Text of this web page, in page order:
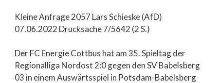
Kleine Anfrage 2057 Lars Schieske (AfD)
07.06.2022 Drucksache 7/5642 (2 S.)
Der FC Energie Cottbus hat am 35. Spieltag der
Regionalliga Nordost 2:0 gegen den SV Babelsberg
03 in einem Auswärtsspiel in Potsdam-Babelsberg